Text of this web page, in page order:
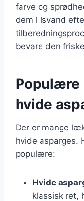
farve og
dem i isvand
bevare den
Populære
hvide
Der er mange
hvide asparges.
populære:
Hvide
klassisk ret,